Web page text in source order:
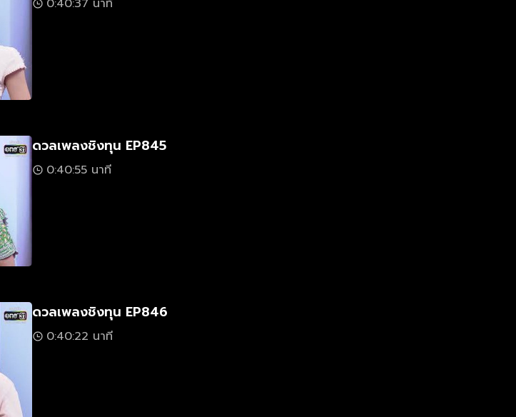
0:40:37 นาที
ดวลเพลงชิงทุน EP845
0:40:55 นาที
ดวลเพลงชิงทุน EP846
0:40:22 นาที